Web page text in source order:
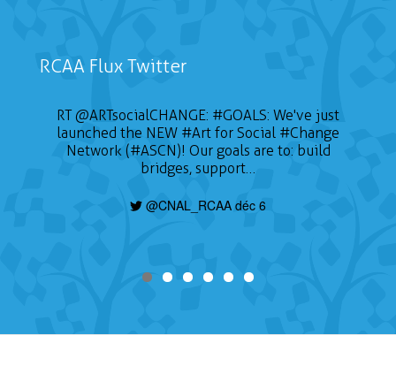
RCAA Flux Twitter
RT@ARTsocialCHANGE: #GOALS: We've just
launched the NEW #Art for Social #Change
Network (#ASCN)! Our goals are to: build
bridges, support…
@CNAL_RCAA déc 6